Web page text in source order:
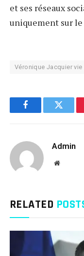
et ses réseaux
uniquement sur
Véronique Jacquier vie
FacebookTwitter
Admin
Website
RELATED